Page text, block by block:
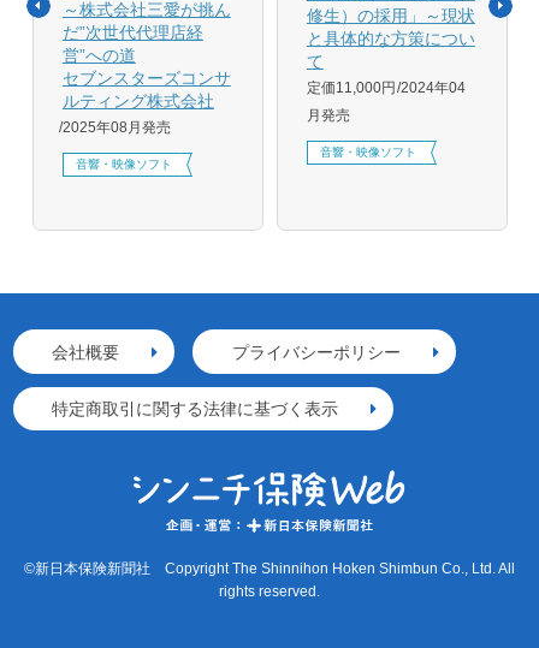
～株式会社三愛が挑ん
だ”次世代代理店経
営”への道
セブンスターズコンサ
ルティング株式会社
2025年08月発売
音響・映像ソフト
修生）の採用」～現状
と具体的な方策につい
て
定価11,000円 2024年04
月発売
音響・映像ソフト
会社概要 プライバシーポリシー
特定商取引に関する法律に基づく表示
©新日本保険新聞社 Copyright The Shinnihon Hoken Shimbun Co., Ltd. All
rights reserved.